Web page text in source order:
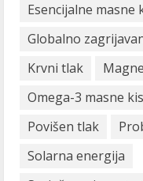
Esencijalne masne
Globalno
Krvni tlak
Omega-3 masne
Povišen tlak
Solarna energija